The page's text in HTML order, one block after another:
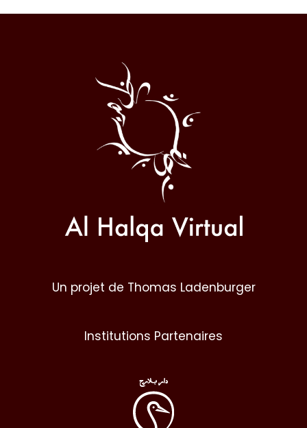
Halqa
Un projet de Thomas Ladenburger
Institutions Partenaires